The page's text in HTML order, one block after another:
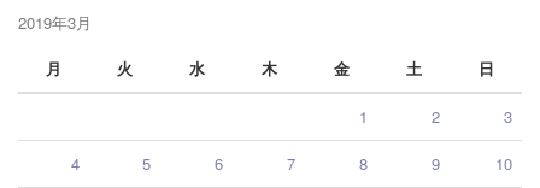
2019年3月
月
火 水 木 金 土 日
1 2 3
4 5 6 7 8 9 10